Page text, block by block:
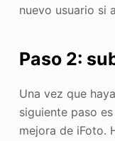
nuevo usuario si
Paso 2:
Una vez que
siguiente paso
mejora de iFoto.